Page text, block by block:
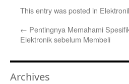
This entry was posted in
← Pentingnya Memahami
Elektronik sebelum Membeli
Archives